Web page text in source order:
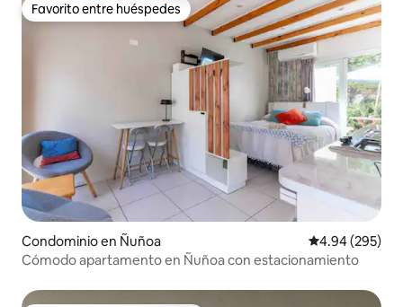
Favorito entre huéspedes
Favorito entre huéspedes
Condominio en Ñuñoa Calificación
4.94 (295)
Cómodo apartamento en Ñuñoa con estacionamiento